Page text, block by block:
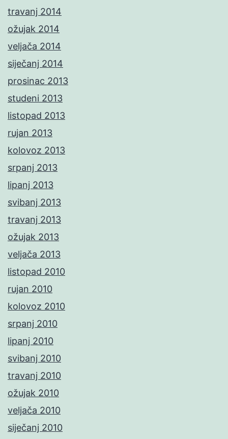
travanj 2014
ožujak 2014
veljača 2014
siječanj 2014
prosinac 2013
studeni 2013
listopad 2013
rujan 2013
kolovoz 2013
srpanj 2013
lipanj 2013
svibanj 2013
travanj 2013
ožujak 2013
veljača 2013
listopad 2010
rujan 2010
kolovoz 2010
srpanj 2010
lipanj 2010
svibanj 2010
travanj 2010
ožujak 2010
veljača 2010
siječanj 2010